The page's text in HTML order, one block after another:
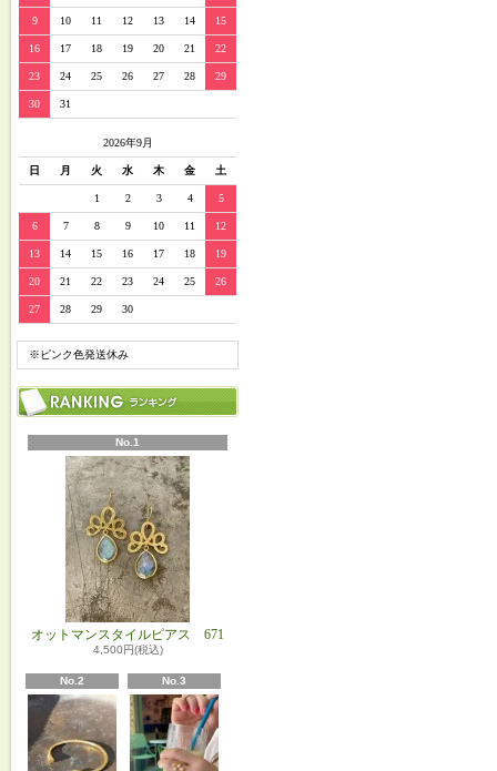
9 10 11 12 13 14 15
16 17 18 19 20 21 22
23 24 25 26 27 28 29
30 31
2026年9月
日 月 火 水 木 金 土
1 2 3 4 5
6 7 8 9 10 11 12
13 14 15 16 17 18 19
20 21 22 23 24 25 26
27 28 29 30
※ピンク色発送休み
No.1
オットマンスタイルピアス 671
4,500円(税込)
No.2 No.3